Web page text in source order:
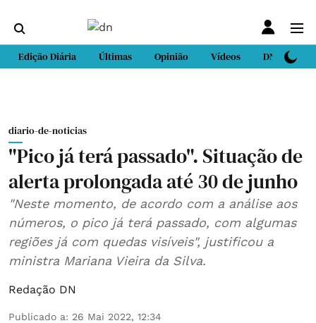
Edição Diária Últimas Opinião Vídeos DN Sport
diario-de-noticias
"Pico já terá passado". Situação de
alerta prolongada até 30 de junho
"Neste momento, de acordo com a análise aos
números, o pico já terá passado, com algumas
regiões já com quedas visíveis", justificou a
ministra Mariana Vieira da Silva.
Redação DN
Publicado a: 26 Mai 2022, 12:34